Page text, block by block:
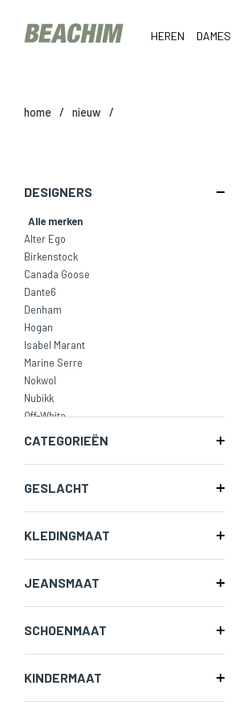
HEREN DAMES
home / nieuw /
DESIGNERS
Alle merken
Alter Ego
Birkenstock
Canada Goose
Dante6
Denham
Hogan
Isabel Marant
Marine Serre
Nokwol
Nubikk
Off-White
Posa Studio
Represent
CATEGORIEËN
GESLACHT
KLEDINGMAAT
JEANSMAAT
SCHOENMAAT
KINDERMAAT